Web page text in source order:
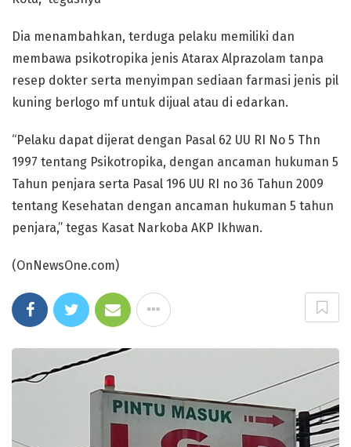
Dia menambahkan, terduga pelaku memiliki dan
membawa psikotropika jenis Atarax Alprazolam tanpa
resep dokter serta menyimpan sediaan farmasi jenis pil
kuning berlogo mf untuk dijual atau di edarkan.
“Pelaku dapat dijerat dengan Pasal 62 UU RI No 5 Thn
1997 tentang Psikotropika, dengan ancaman hukuman 5
Tahun penjara serta Pasal 196 UU RI no 36 Tahun 2009
tentang Kesehatan dengan ancaman hukuman 5 tahun
penjara,” tegas Kasat Narkoba AKP Ikhwan.
(OnNewsOne.com)